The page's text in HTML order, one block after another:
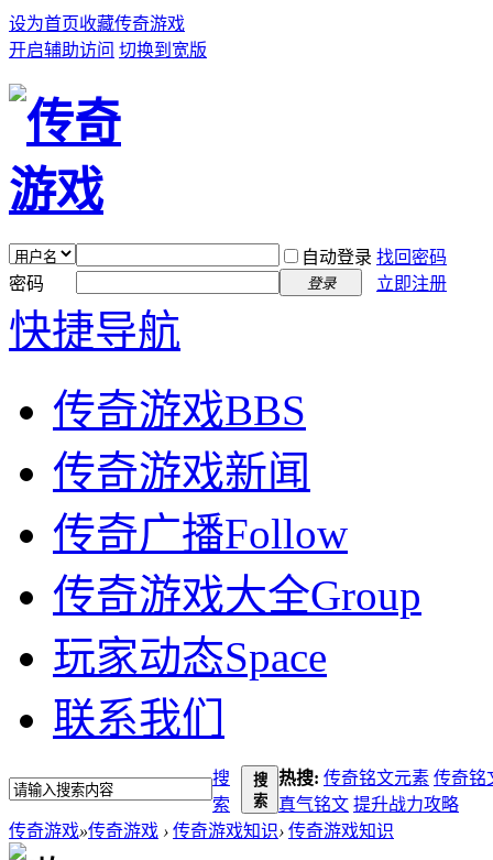
设为首页收藏传奇游戏
开启辅助访问 切换到宽版
自动登录 找回密码
密码
登录 立即注册
快捷导航
传奇游戏BBS
传奇游戏新闻
传奇广播Follow
传奇游戏大全Group
玩家动态Space
联系我们
搜
索
搜
索
热搜: 传奇铭文元素 传奇铭
真气铭文 提升战力攻略
传奇游戏»传奇游戏 › 传奇游戏知识› 传奇游戏知识